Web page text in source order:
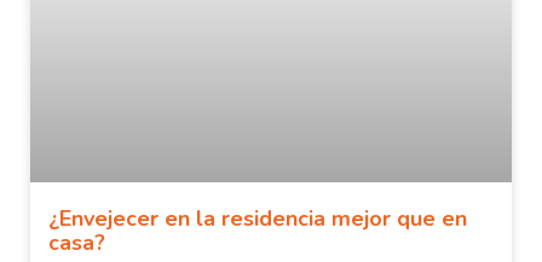
¿Envejecer en la residencia mejor que en
casa?